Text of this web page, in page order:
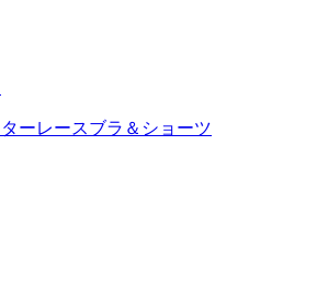
ーレースブラ＆ショーツ